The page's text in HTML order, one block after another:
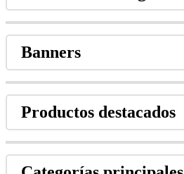
Banners
Productos destacados